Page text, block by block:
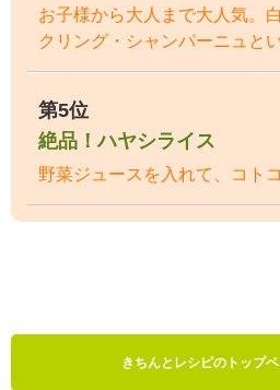
お子様から大人まで大人気。
クリング・シャンパーニュと
第5位
絶品！ハヤシライス
野菜ジュースを入れて、コト
きちんとレシピのトップ